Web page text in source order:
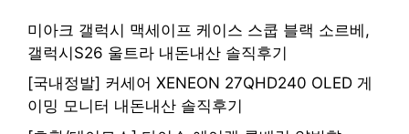
미아크 갤럭시 맥세이프 케이스 스쿱 블랙 소르베,
갤럭시S26 울트라 내돈내산 솔직후기
[국내정발] 커세어 XENEON 27QHD240 OLED 게
이밍 모니터 내돈내산 솔직후기